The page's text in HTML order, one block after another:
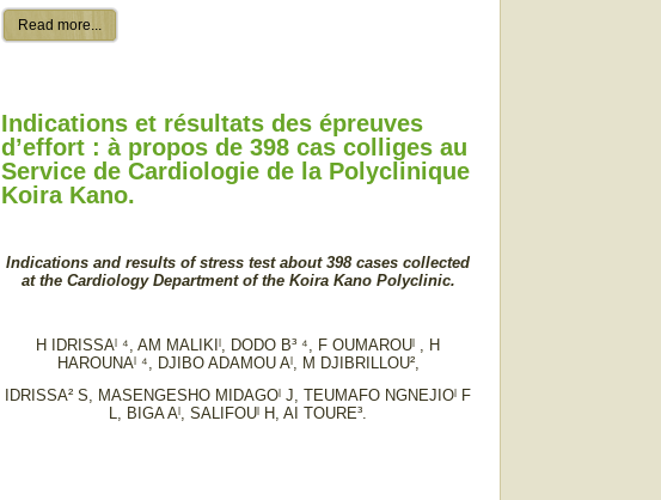
Read more...
Indications et résultats des épreuves
d’effort : à propos de 398 cas colliges au
Service de Cardiologie de la Polyclinique
Koira Kano.
Indications and results of stress testabout 398 cases collected
at the Cardiology Department of the Koira Kano Polyclinic.
H IDRISSAˡ ⁴, AM MALIKIˡ, DODO B³ ⁴, F OUMAROUˡ , H
HAROUNAˡ ⁴, DJIBO ADAMOU Aˡ, M DJIBRILLOU²,
IDRISSA² S, MASENGESHO MIDAGOˡ J, TEUMAFO NGNEJIOˡ F
L, BIGA Aˡ, SALIFOUˡ H, AI TOURE³.